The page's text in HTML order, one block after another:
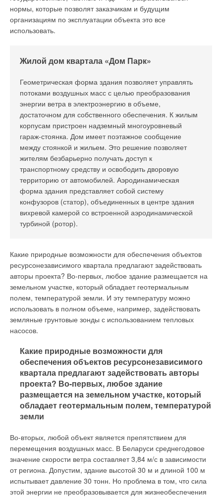
нормы, которые позволят заказчикам и будущим
организациям по эксплуатации объекта это все
использовать.
Жилой дом квартала «Дом Парк»
Геометрическая форма здания позволяет управлять
потоками воздушных масс с целью преобразования
энергии ветра в электроэнергию в объеме,
достаточном для собственного обеспечения. К жилым
корпусам пристроен надземный многоуровневый
гараж-стоянка. Дом имеет поэтажное сообщение
между стоянкой и жильем. Это решение позволяет
жителям безбарьерно получать доступ к
транспортному средству и освободить дворовую
территорию от автомобилей. Аэродинамическая
форма здания представляет собой систему
конфузоров (статор), объединенных в центре здания
вихревой камерой со встроенной аэродинамической
турбиной (ротор).
Какие природные возможности для обеспечения объектов
ресурсонезависимого квартала предлагают задействовать
авторы проекта? Во-первых, любое здание размещается на
земельном участке, который обладает геотермальным
полем, температурой земли. И эту температуру можно
использовать в полном объеме, например, задействовать
земляные грунтовые зонды с использованием тепловых
насосов.
Какие природные возможности для
обеспечения объектов ресурсонезависимого
квартала предлагают задействовать авторы
проекта? Во-первых, любое здание
размещается на земельном участке, который
обладает геотермальным полем, температурой
земли
Во-вторых, любой объект является препятствием для
перемещения воздушных масс. В Беларуси среднегодовое
значение скорости ветра составляет 3,84 м/с в зависимости
от региона. Допустим, здание высотой 30 м и длиной 100 м
испытывает давление 30 тонн. Но проблема в том, что сила
этой энергии не преобразовывается для жизнеобеспечения
ежедневно линии розлива и прочее оснащение промывается
кислотами и щелочами. Все средства удаляются в
канализацию и, естественно, должны быть обработаны. На
стоков. Всего два резервуара – в одном техническая
Весь процесс проходит автоматически. Как утверждают
специалисты предприятия, воду, прошедшую очистку на их
сооружениях, можно даже пить. Она очищается до
нормативов водоёмов рыбохозяйственного назначения, что
наглядно демонстрируют расположенные вблизи
сооружений три пруда, в которых водятся караси и карпы.
Обеспечить высокое качество продукта – главная цель
завода «Акваника», достичь которой можно только при
помощи современного оборудования.
Читайте по теме:
→
жилья
ЖУРНАЛ СОК МАЙ 2021
→
Обзор изменений законодательства за февраль-март
2021 года
→
ЖУРНАЛ СОК МАРТ 2021
→ Как насосы Grundfos помогают бороться с пандемией
Уведомления отключены
Комментарии
В этой теме еще нет комментариев
Добавить комментарий
Ваше имя *